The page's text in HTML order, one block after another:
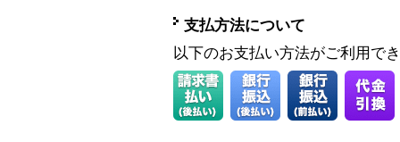
支払方法について
以下のお支払い方法がご利用で